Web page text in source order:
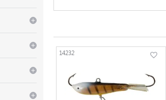
14232